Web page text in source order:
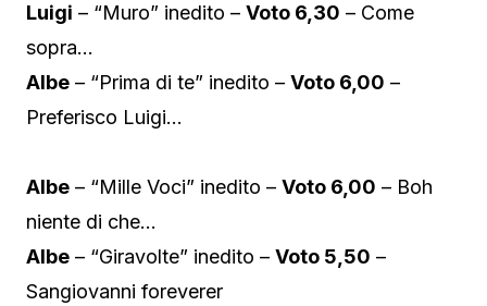
Luigi – “Muro” inedito – Voto 6,30 – Come
sopra…
Albe – “Prima di te” inedito – Voto 6,00 –
Preferisco Luigi…
Albe – “Mille Voci” inedito – Voto 6,00 – Boh
niente di che…
Albe – “Giravolte” inedito – Voto 5,50 –
Sangiovanni foreverer